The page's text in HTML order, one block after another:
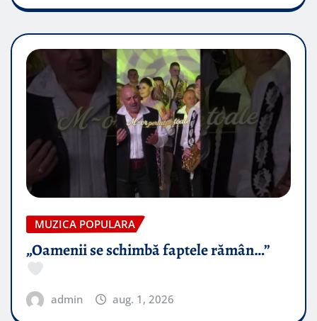
MUZICA POPULARA
„Oamenii se schimbă faptele rămân…”
admin aug. 1, 2026